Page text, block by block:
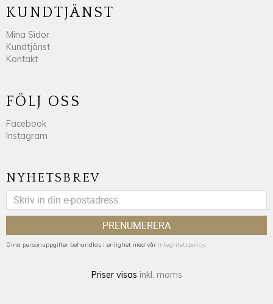
KUNDTJÄNST
Mina Sidor
Kundtjänst
Kontakt
FÖLJ OSS
Facebook
Instagram
NYHETSBREV
PRENUMERERA
Dina personuppgifter behandlas i enlighet med vår integritetspolicy.
Priser visas inkl. moms